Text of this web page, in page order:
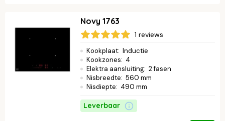
Novy 1763
1 reviews
Kookplaat: Inductie
Kookzones: 4
Elektra aansluiting: 2 fasen
Nisbreedte: 560 mm
Nisdiepte: 490 mm
Leverbaar